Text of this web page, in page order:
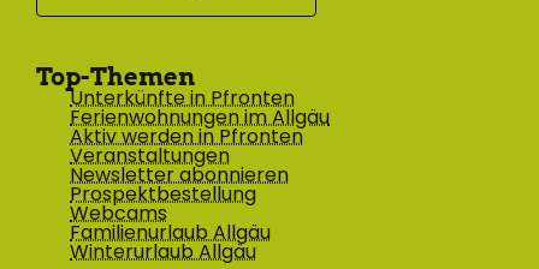
Top-Themen
Unterkünfte in Pfronten
Ferienwohnungen im Allgäu
Aktiv werden in Pfronten
Veranstaltungen
Newsletter abonnieren
Prospektbestellung
Webcams
Familienurlaub Allgäu
Winterurlaub Allgäu